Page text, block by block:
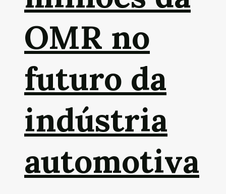
OMR no
futuro da
indústria
automotiva